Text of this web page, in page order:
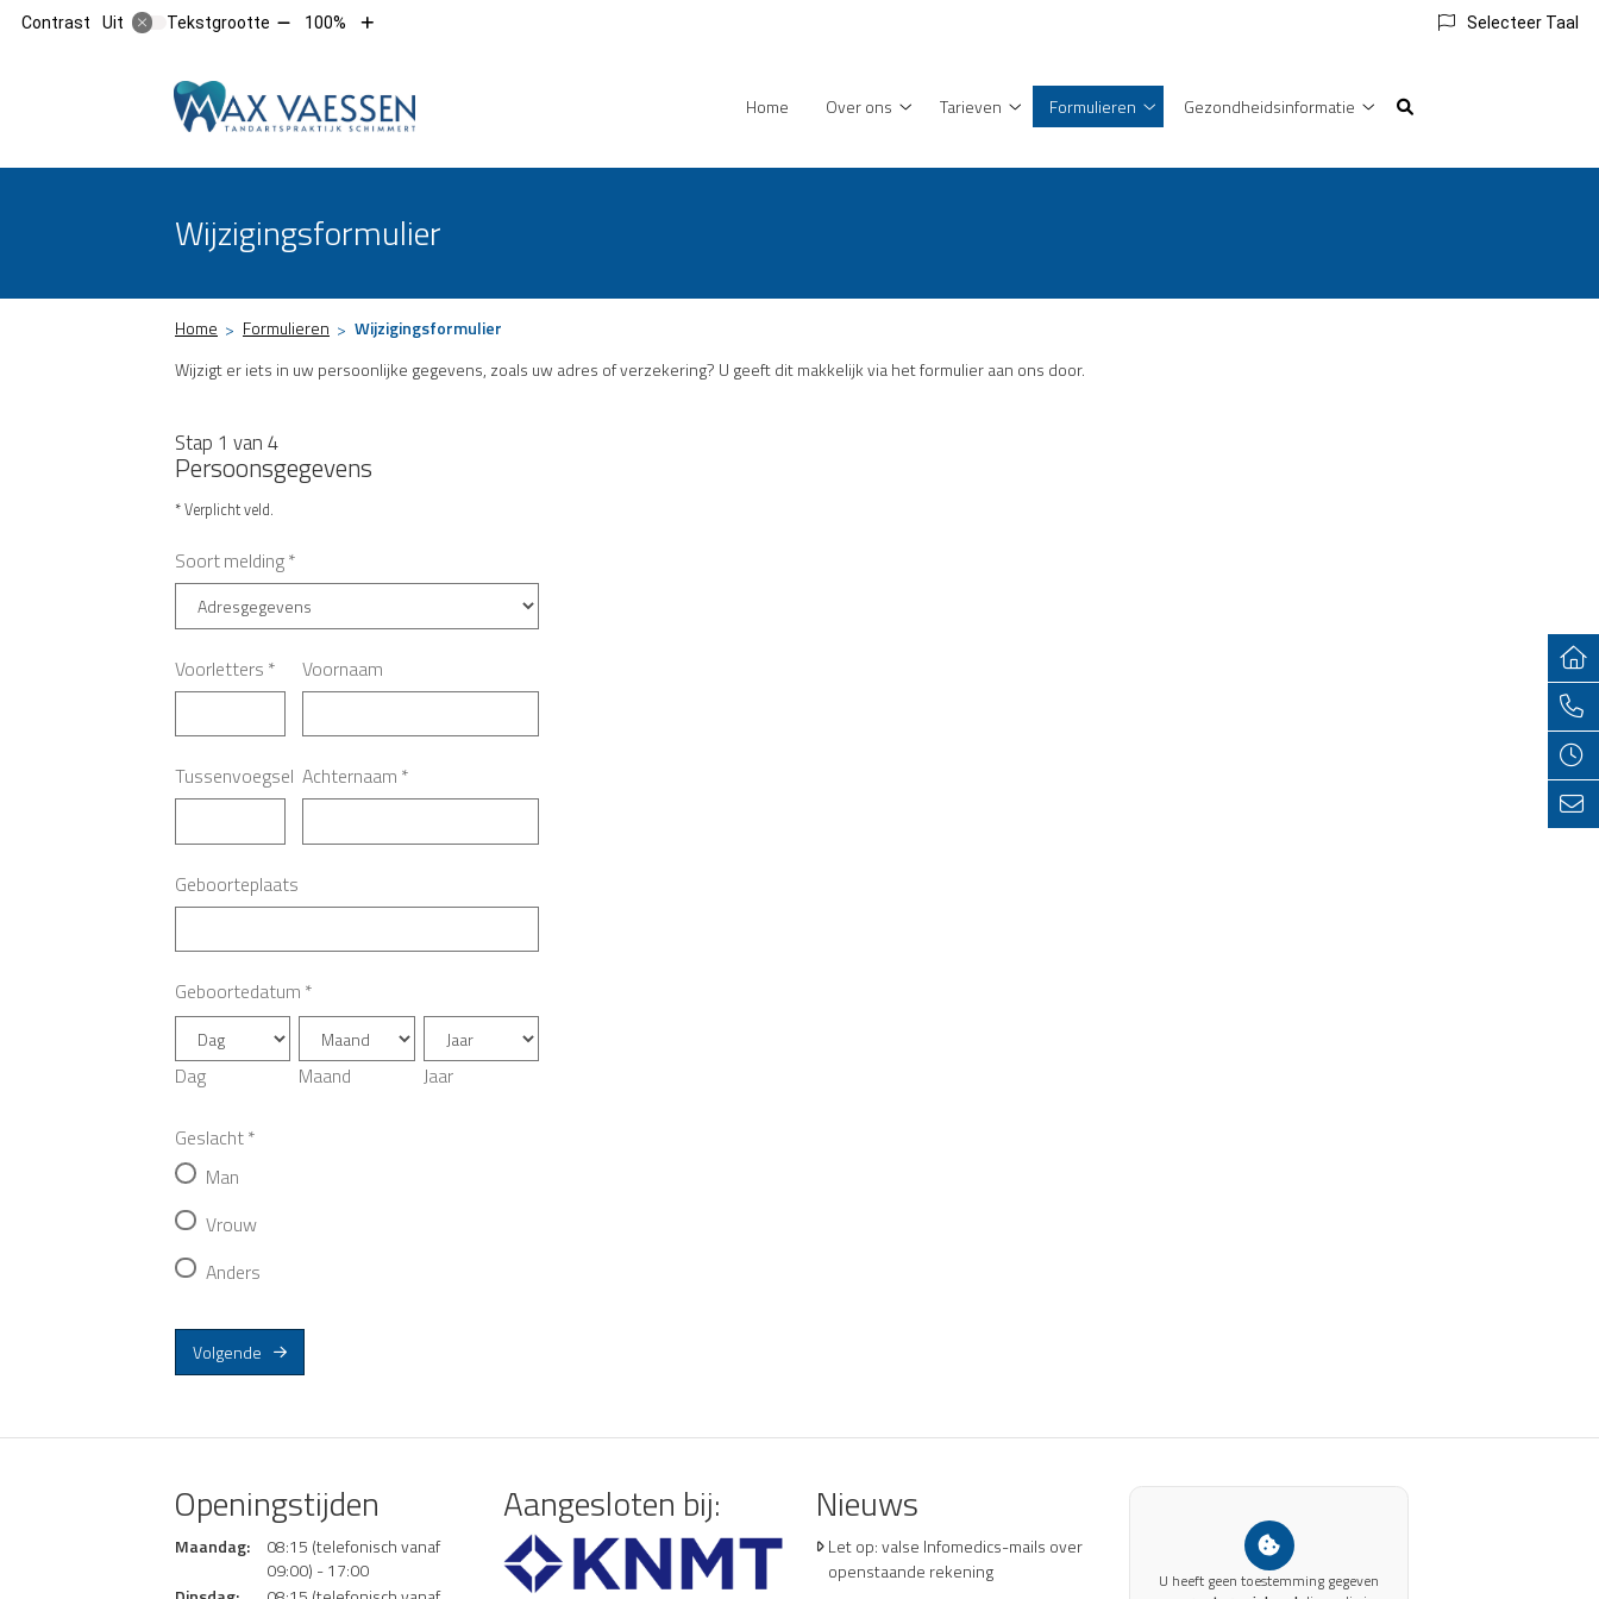
Contrast Uit Tekstgrootte Tekst100%
Tekst
Selecteer Taal
Hoofdmenu Home
Over ons
Tarieven
Tarieven
Formulieren
Formulieren
Gezondheidsinformatie
Wijzigingsformulier
Home Formulieren
Wijzigingsformulier
Wijzigt er iets in uw persoonlijke gegevens, zoals uw adres of verzekering? U geeft dit makkelijk via het formulier aan ons door.
Stap 1 van 4
Persoonsgegevens
* Verplicht veld.
Soort melding*
Voorletters * Voornaam
Tussenvoegsel Achternaam *
Geboorteplaats
Geboortedatum *
Dag Maand Jaar
Geslacht*
Man
Vrouw
Anders
Volgende
Openingstijden
Maandag:
08:15 (telefonisch vanaf
09:00) - 17:00
Aangesloten bij: Nieuws
Let op: valse Infomedics-mails over
openstaande rekening
U heeft geen toestemming gegeven